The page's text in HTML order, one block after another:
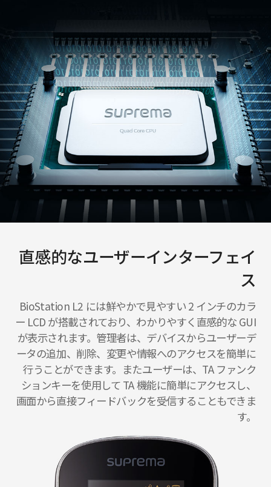
直感的なユーザーインターフェイ
ス
BioStation L2 には鮮やかで見やすい 2 インチのカラ
ー LCD が搭載されており、わかりやすく直感的な GUI
が表示されます。管理者は、デバイスからユーザーデ
ータの追加、削除、変更や情報へのアクセスを簡単に
行うことができます。またユーザーは、TA ファンク
ションキーを使用して TA 機能に簡単にアクセスし、
画面から直接フィードバックを受信することもできま
す。